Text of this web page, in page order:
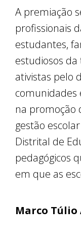
A premiação
profissionais
estudantes,
estudiosos
ativistas pelo
comunidades
na promoção
gestão
Distrital de
pedagógicos
em que as
Marco Túlio